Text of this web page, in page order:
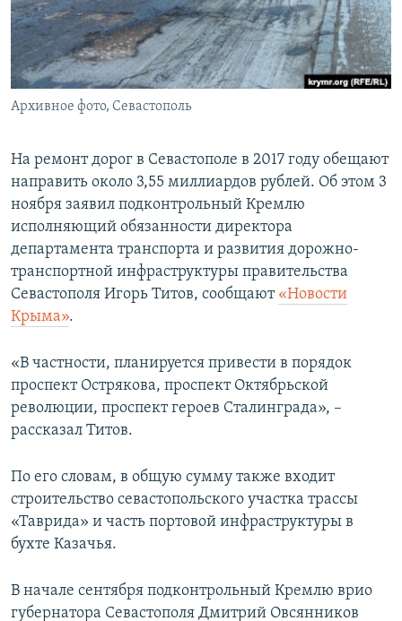
ПОБЕДИТЕЛЕЙ НЕ СУДЯТ?
КРЫМ.НЕПОКОРЕННЫЙ
ELIFBE
УКРАИНСКАЯ ПРОБЛЕМА КРЫМА
ПРИСОЕДИНЯЙТЕСЬ!
Архивное фото, Севастополь
На ремонт дорог в Севастополе в 2017 году обещают
направить около 3,55 миллиардов рублей. Об этом 3
ноября заявил подконтрольный Кремлю
исполняющий обязанности директора
департамента транспорта и развития дорожно-
транспортной инфраструктуры правительства
Севастополя Игорь Титов, сообщают «Новости
Крыма».
«В частности, планируется привести в порядок
проспект Острякова, проспект Октябрьской
революции, проспект героев Сталинграда», –
рассказал Титов.
По его словам, в общую сумму также входит
строительство севастопольского участка трассы
«Таврида» и часть портовой инфраструктуры в
бухте Казачья.
В начале сентября подконтрольный Кремлю врио
губернатора Севастополя Дмитрий Овсянников